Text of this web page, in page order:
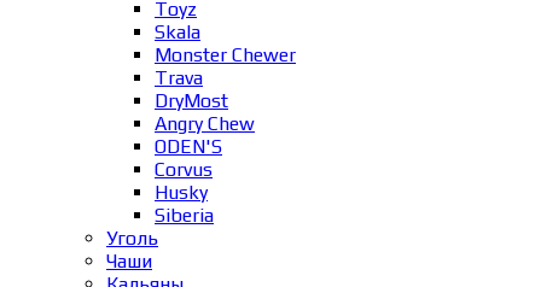
Toyz
Skala
Monster Chewer
Trava
DryMost
Angry Chew
ODEN'S
Corvus
Husky
Siberia
Уголь
Чаши